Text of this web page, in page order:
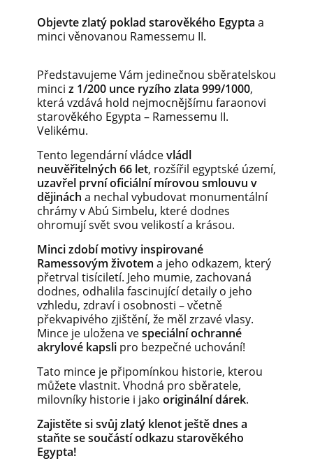
Objevte zlatý poklad starověkého Egypta a
minci věnovanou Ramessemu II.
Představujeme Vám jedinečnou sběratelskou
minci z 1/200 unce ryzího zlata 999/1000,
která vzdává hold nejmocnějšímu faraonovi
starověkého Egypta – Ramessemu II.
Velikému.
Tento legendární vládcevládl
neuvěřitelných 66 let, rozšířil egyptské území,
uzavřel první oficiální mírovou smlouvu v
dějinách a nechal vybudovat monumentální
chrámy v Abú Simbelu, které dodnes
ohromují svět svou velikostí a krásou.
Minci zdobí motivy inspirované
Ramessovým životem a jeho odkazem, který
přetrval tisíciletí. Jeho mumie, zachovaná
dodnes, odhalila fascinující detaily o jeho
vzhledu, zdraví i osobnosti – včetně
překvapivého zjištění, že měl zrzavé vlasy.
Mince je uložena vespeciální ochranné
akrylové kapsli pro bezpečné uchování!
Tato mince je připomínkou historie, kterou
můžete vlastnit. Vhodná pro sběratele,
milovníky historie i jako originální dárek.
Zajistěte si svůj zlatý klenot ještě dnes a
staňte se součástí odkazu starověkého
Egypta!